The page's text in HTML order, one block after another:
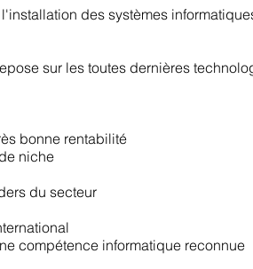
des systèmes
sur les toutes dernières
bonne rentabilité
niche
du secteur
compétence informatique reconnue